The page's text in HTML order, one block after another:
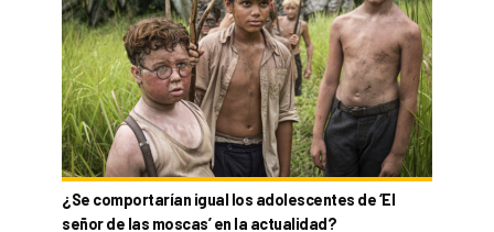
¿Se comportarían igual los adolescentes de ‘El
señor de las moscas’ en la actualidad?